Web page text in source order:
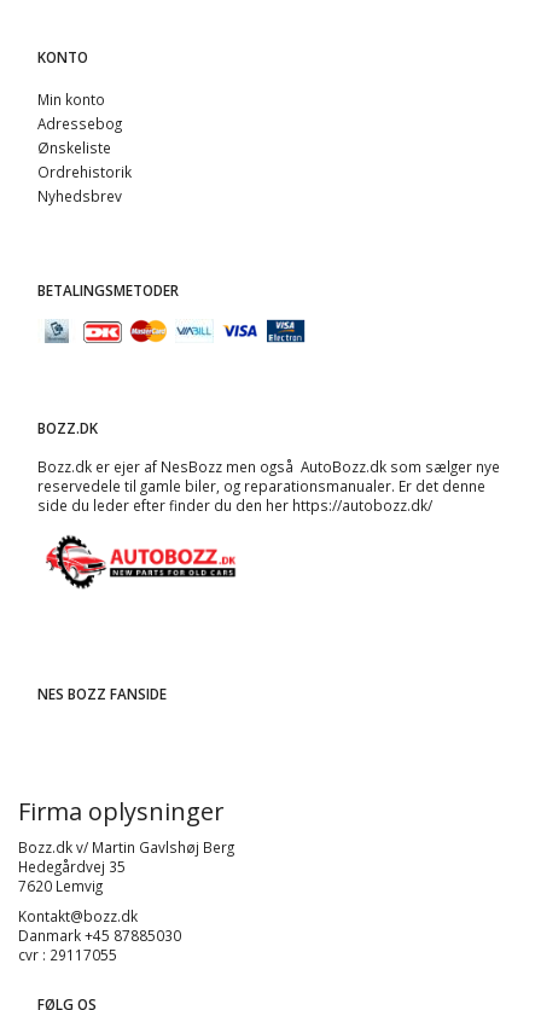
KONTO
Min konto
Adressebog
Ønskeliste
Ordrehistorik
Nyhedsbrev
BETALINGSMETODER
BOZZ.DK
Bozz.dk er ejer af NesBozz men også AutoBozz.dk som sælger nye
reservedele til gamle biler, og reparationsmanualer. Er det denne
side du leder efter finder du den her https://autobozz.dk/
NES BOZZ FANSIDE
Firma oplysninger
Bozz.dk v/ Martin Gavlshøj Berg
Hedegårdvej 35
7620 Lemvig
Kontakt@bozz.dk
Danmark +45 87885030
cvr : 29117055
FØLG OS